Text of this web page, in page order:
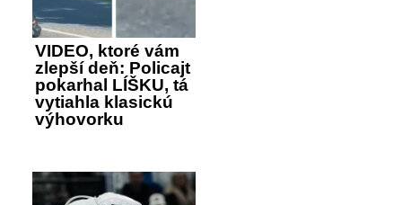
VIDEO, ktoré vám
zlepší deň: Policajt
pokarhal LÍŠKU, tá
vytiahla klasickú
výhovorku